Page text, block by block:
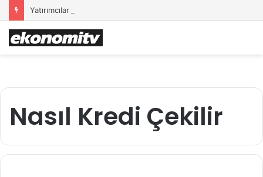
Yatırımcılar İçin Güvenli Liman: Altın Hâlâ İlk Sırada mı?
Nasıl Kredi Çekilir